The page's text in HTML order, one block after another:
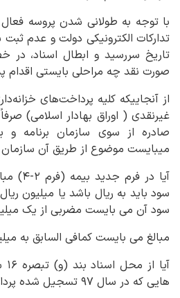
با توجه به طولانی شدن پروسه فعال
تدارکات الکترونیکی دولت و عدم
تاریخ سررسید و ابطال اسناد،
صورت نقد چه مراحلی بایستی اقدام
از آنجاییکه کلیه پرداخت‌های
غیرنقدی ( اوراق بهادار اسلامی)
صادره از سوی سازمان برنامه و
می‎بایست موضوع از طریق آن سازمان پیگیری شود.
آیا در
سود باید به ریال باشد یا میلیون
سود آن می بایست مضربی از یک
مبالغ می بایست کمافی السابق به
هایی که در سال ۹۷ تسجیل شده پرداخت کرد؟